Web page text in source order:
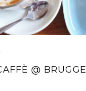
@ BRUGGE